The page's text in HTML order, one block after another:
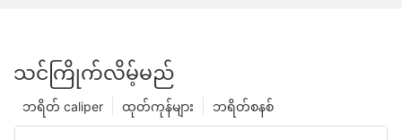
သင်ကြိုက်လိမ့်မည်
ဘရိတ်စနစ်
ထုတ်ကုန်များ
ဘရိတ် caliper